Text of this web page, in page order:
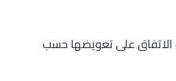
الاتفاق على تعويضها حسب